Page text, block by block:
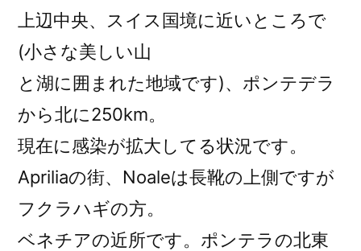
上辺中央、スイス国境に近いところで
(小さな美しい山
と湖に囲まれた地域です)、ポンテデラ
から北に250km。
現在に感染が拡大してる状況です。
Apriliaの街、Noaleは長靴の上側ですが
フクラハギの方。
ベネチアの近所です。ポンテラの北東